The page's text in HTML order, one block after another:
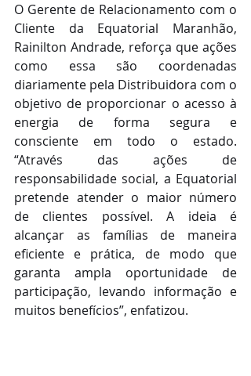
O Gerente de Relacionamento com o
Cliente da Equatorial Maranhão,
Rainilton Andrade, reforça que ações
como essa são coordenadas
diariamente pela Distribuidora com o
objetivo de proporcionar o acesso à
energia de forma segura e
consciente em todo o estado.
“Através das ações de
responsabilidade social, a Equatorial
pretende atender o maior número
de clientes possível. A ideia é
alcançar as famílias de maneira
eficiente e prática, de modo que
garanta ampla oportunidade de
participação, levando informação e
muitos benefícios”, enfatizou.